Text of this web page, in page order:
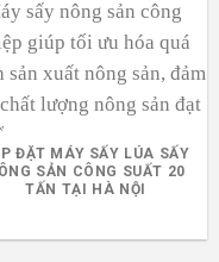
ĐẶT MÁY SẤY LÚA SẤY
SẢN CÔNG SUẤT 20
TẤN TẠI HÀ NỘI